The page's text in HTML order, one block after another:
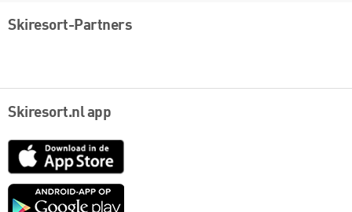
Skiresort-Partners
Skiresort.nl app
App
Google